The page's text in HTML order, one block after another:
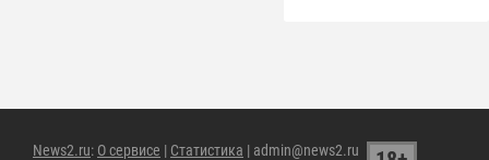
News2.ru: О сервисе | Статистика | admin@news2.ru